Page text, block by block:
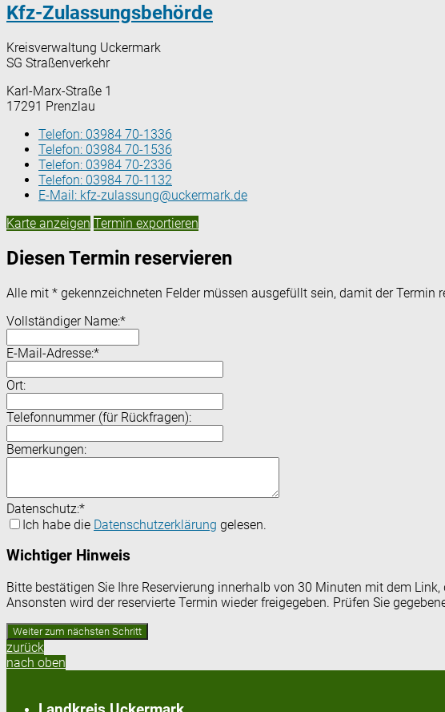
Kfz-Zulassungsbehörde
Kreisverwaltung Uckermark
SG Straßenverkehr
Karl-Marx-Straße 1
17291 Prenzlau
Telefon: 03984 70-1336
Telefon: 03984 70-1536
Telefon: 03984 70-2336
Telefon: 03984 70-1132
E-Mail: kfz-zulassung@uckermark.de
Karte anzeigen Termin exportieren
Diesen Termin reservieren
Alle mit * gekennzeichneten Felder müssen ausgefüllt sein, damit der Termin
Vollständiger Name:*
E-Mail-Adresse:*
Ort:
Telefonnummer (für Rückfragen):
Bemerkungen:
Datenschutz:*
Ich habe die Datenschutzerklärung gelesen.
Wichtiger Hinweis
Bitte bestätigen Sie Ihre Reservierung innerhalb von 30 Minuten mit dem
Ansonsten wird der reservierte Termin wieder freigegeben. Prüfen Sie
zurück
nach oben